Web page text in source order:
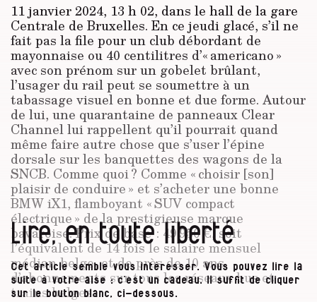
11 janvier 2024, 13 h 02, dans le hall de la gare
Centrale de Bruxelles. En ce jeudi glacé, s’il ne
fait pas la file pour un club débordant de
mayonnaise ou 40 centilitres d’« americano »
avec son prénom sur un gobelet brûlant,
l’usager du rail peut se soumettre à un
tabassage visuel en bonne et due forme. Autour
de lui, une quarantaine de panneaux Clear
Channel lui rappellent qu’il pourrait quand
même faire autre chose que s’user l’épine
dorsale sur les banquettes des wagons de la
SNCB. Comme quoi ? Comme « choisir [son]
plaisir de conduire » et s’acheter une bonne
BMW iX1, flamboyant « SUV compact
électrique » de la prestigieuse marque
bavaroise. Prix de base : 49 950 €, soit
l’équivalent de 14 fois le salaire mensuel
médian belge, et de près de 10 ans
d’abonnements sur tous les réseaux bus et
trains belges.
Lire, en toute liberté
Cet article semble vous intéresser. Vous pouvez lire la
suite à votre aise : c’est un cadeau. Il suffit de cliquer
sur le bouton blanc, ci-dessous.